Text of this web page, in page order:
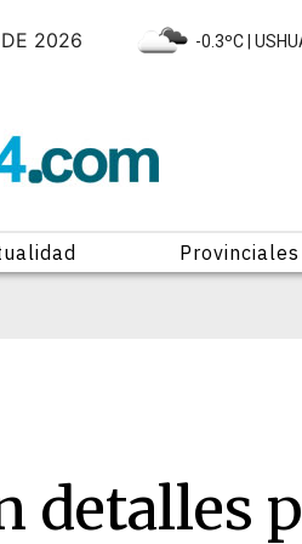
2026 -0.3ºC |
Provinciales
detalles